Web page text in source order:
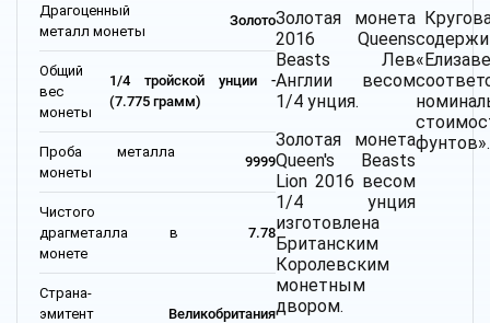
Драгоценный
металл монеты
Золото
Общий
вес
монеты
1/4 тройской унции -
(7.775 грамм)
Проба металла
монеты
9999
Чистого
драгметалла в
монете
7.78
Страна-
эмитент
Великобритания
Золотая монета
2016 Queens
Beasts Лев
Англии весом
1/4 унция.
Золотая монета
Queen's Beasts
Lion 2016 весом
1/4 унция
изготовлена
Британским
Королевским
монетным
двором.